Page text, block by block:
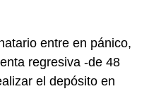
entre en pánico,
regresiva -de 48
el depósito en